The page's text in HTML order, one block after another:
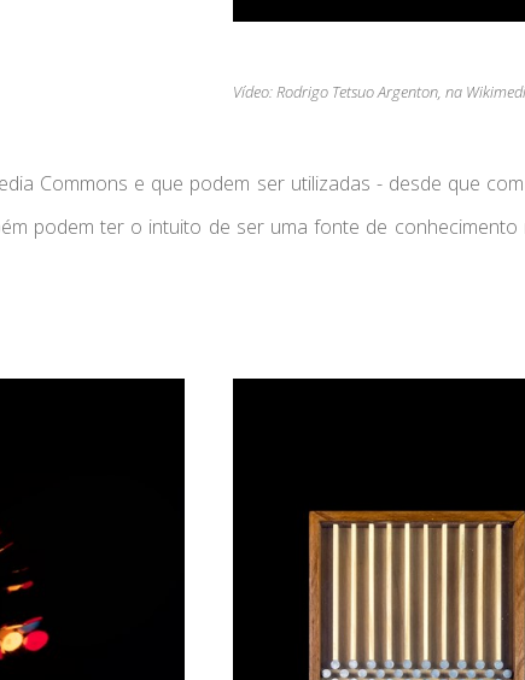
Vídeo: Rodrigo Tetsuo Argenton, na
Commons e que podem ser utilizadas - desde que
podem ter o intuito de ser uma fonte de conhecimento